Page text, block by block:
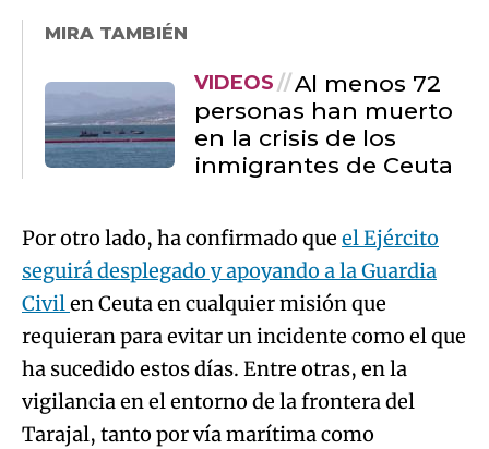
MIRA TAMBIÉN
VIDEOS
Al menos 72
personas han muerto
en la crisis de los
inmigrantes de Ceuta
Por otro lado, ha confirmado que el Ejército
seguirá desplegado y apoyando a la Guardia
Civilen Ceuta en cualquier misión que
requieran para evitar un incidente como el que
ha sucedido estos días. Entre otras, en la
vigilancia en el entorno de la frontera del
Tarajal, tanto por vía marítima como